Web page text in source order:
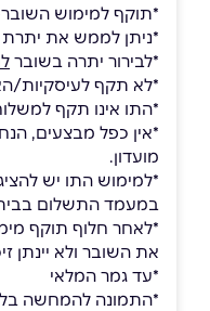
*תוקף למימוש השובר- 5
*ניתן לממש את
*לבירור יתרה בשובר
*לא תקף לעיסקיות/
*התו אינו תקף
*אין כפל מבצעים,
מועדון.
*למימוש התו יש
במעמד התשלום
*לאחר חלוף תוקף
את השובר ולא יינתן
*עד גמר המלאי
*התמונה להמחשה